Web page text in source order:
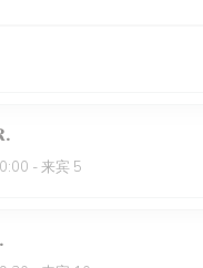
- 来宾 5